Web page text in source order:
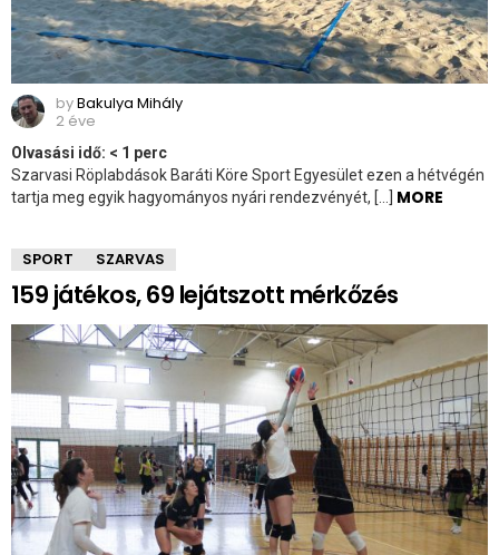
byBakulya Mihály
2 éve
Olvasási idő: < 1 perc
Szarvasi Röplabdások Baráti Köre Sport Egyesület ezen a hétvégén
tartja meg egyik hagyományos nyári rendezvényét, […] MORE
SPORT SZARVAS
159 játékos, 69 lejátszott mérkőzés